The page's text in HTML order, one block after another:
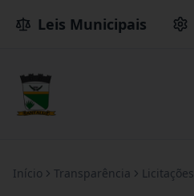
Leis Municipais
Início Transparência Licitações